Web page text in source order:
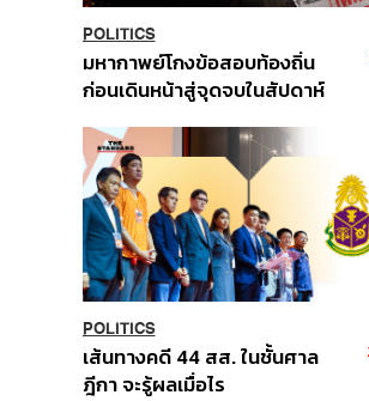
POLITICS
มหากาพย์โกงข้อสอบท้องถิ่น
ก่อนเดินหน้าสู่จุดจบในสัปดาห์
POLITICS
เส้นทางคดี 44 สส. ในชั้นศาล
ฎีกา จะรู้ผลเมื่อไร